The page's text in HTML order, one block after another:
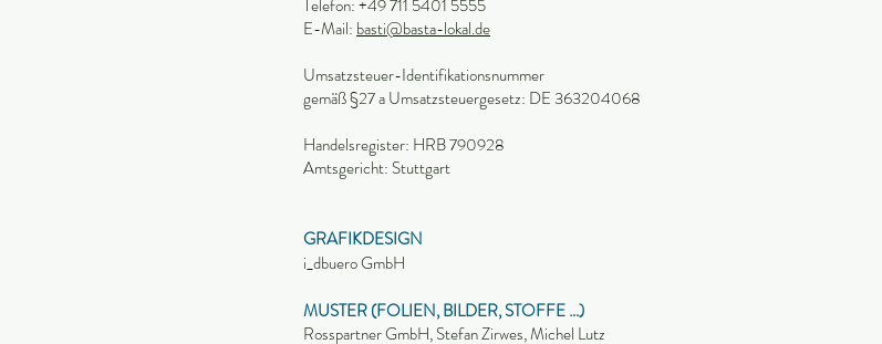
Telefon: +49 711 5401 5555
E-Mail: basti@basta-lokal.de
Umsatzsteuer-Identifikationsnummer
gemäß §27 a Umsatzsteuergesetz: DE 363204068
Handelsregister: HRB 790928
Amtsgericht: Stuttgart
GRAFIKDESIGN
i_dbuero GmbH
MUSTER (FOLIEN, BILDER, STOFFE …)
Rosspartner GmbH, Stefan Zirwes, Michel Lutz